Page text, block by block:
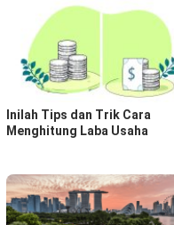
Inilah Tips dan Trik Cara
Menghitung Laba Usaha